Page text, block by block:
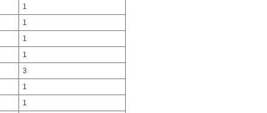
1
1
1
1
3
1
1